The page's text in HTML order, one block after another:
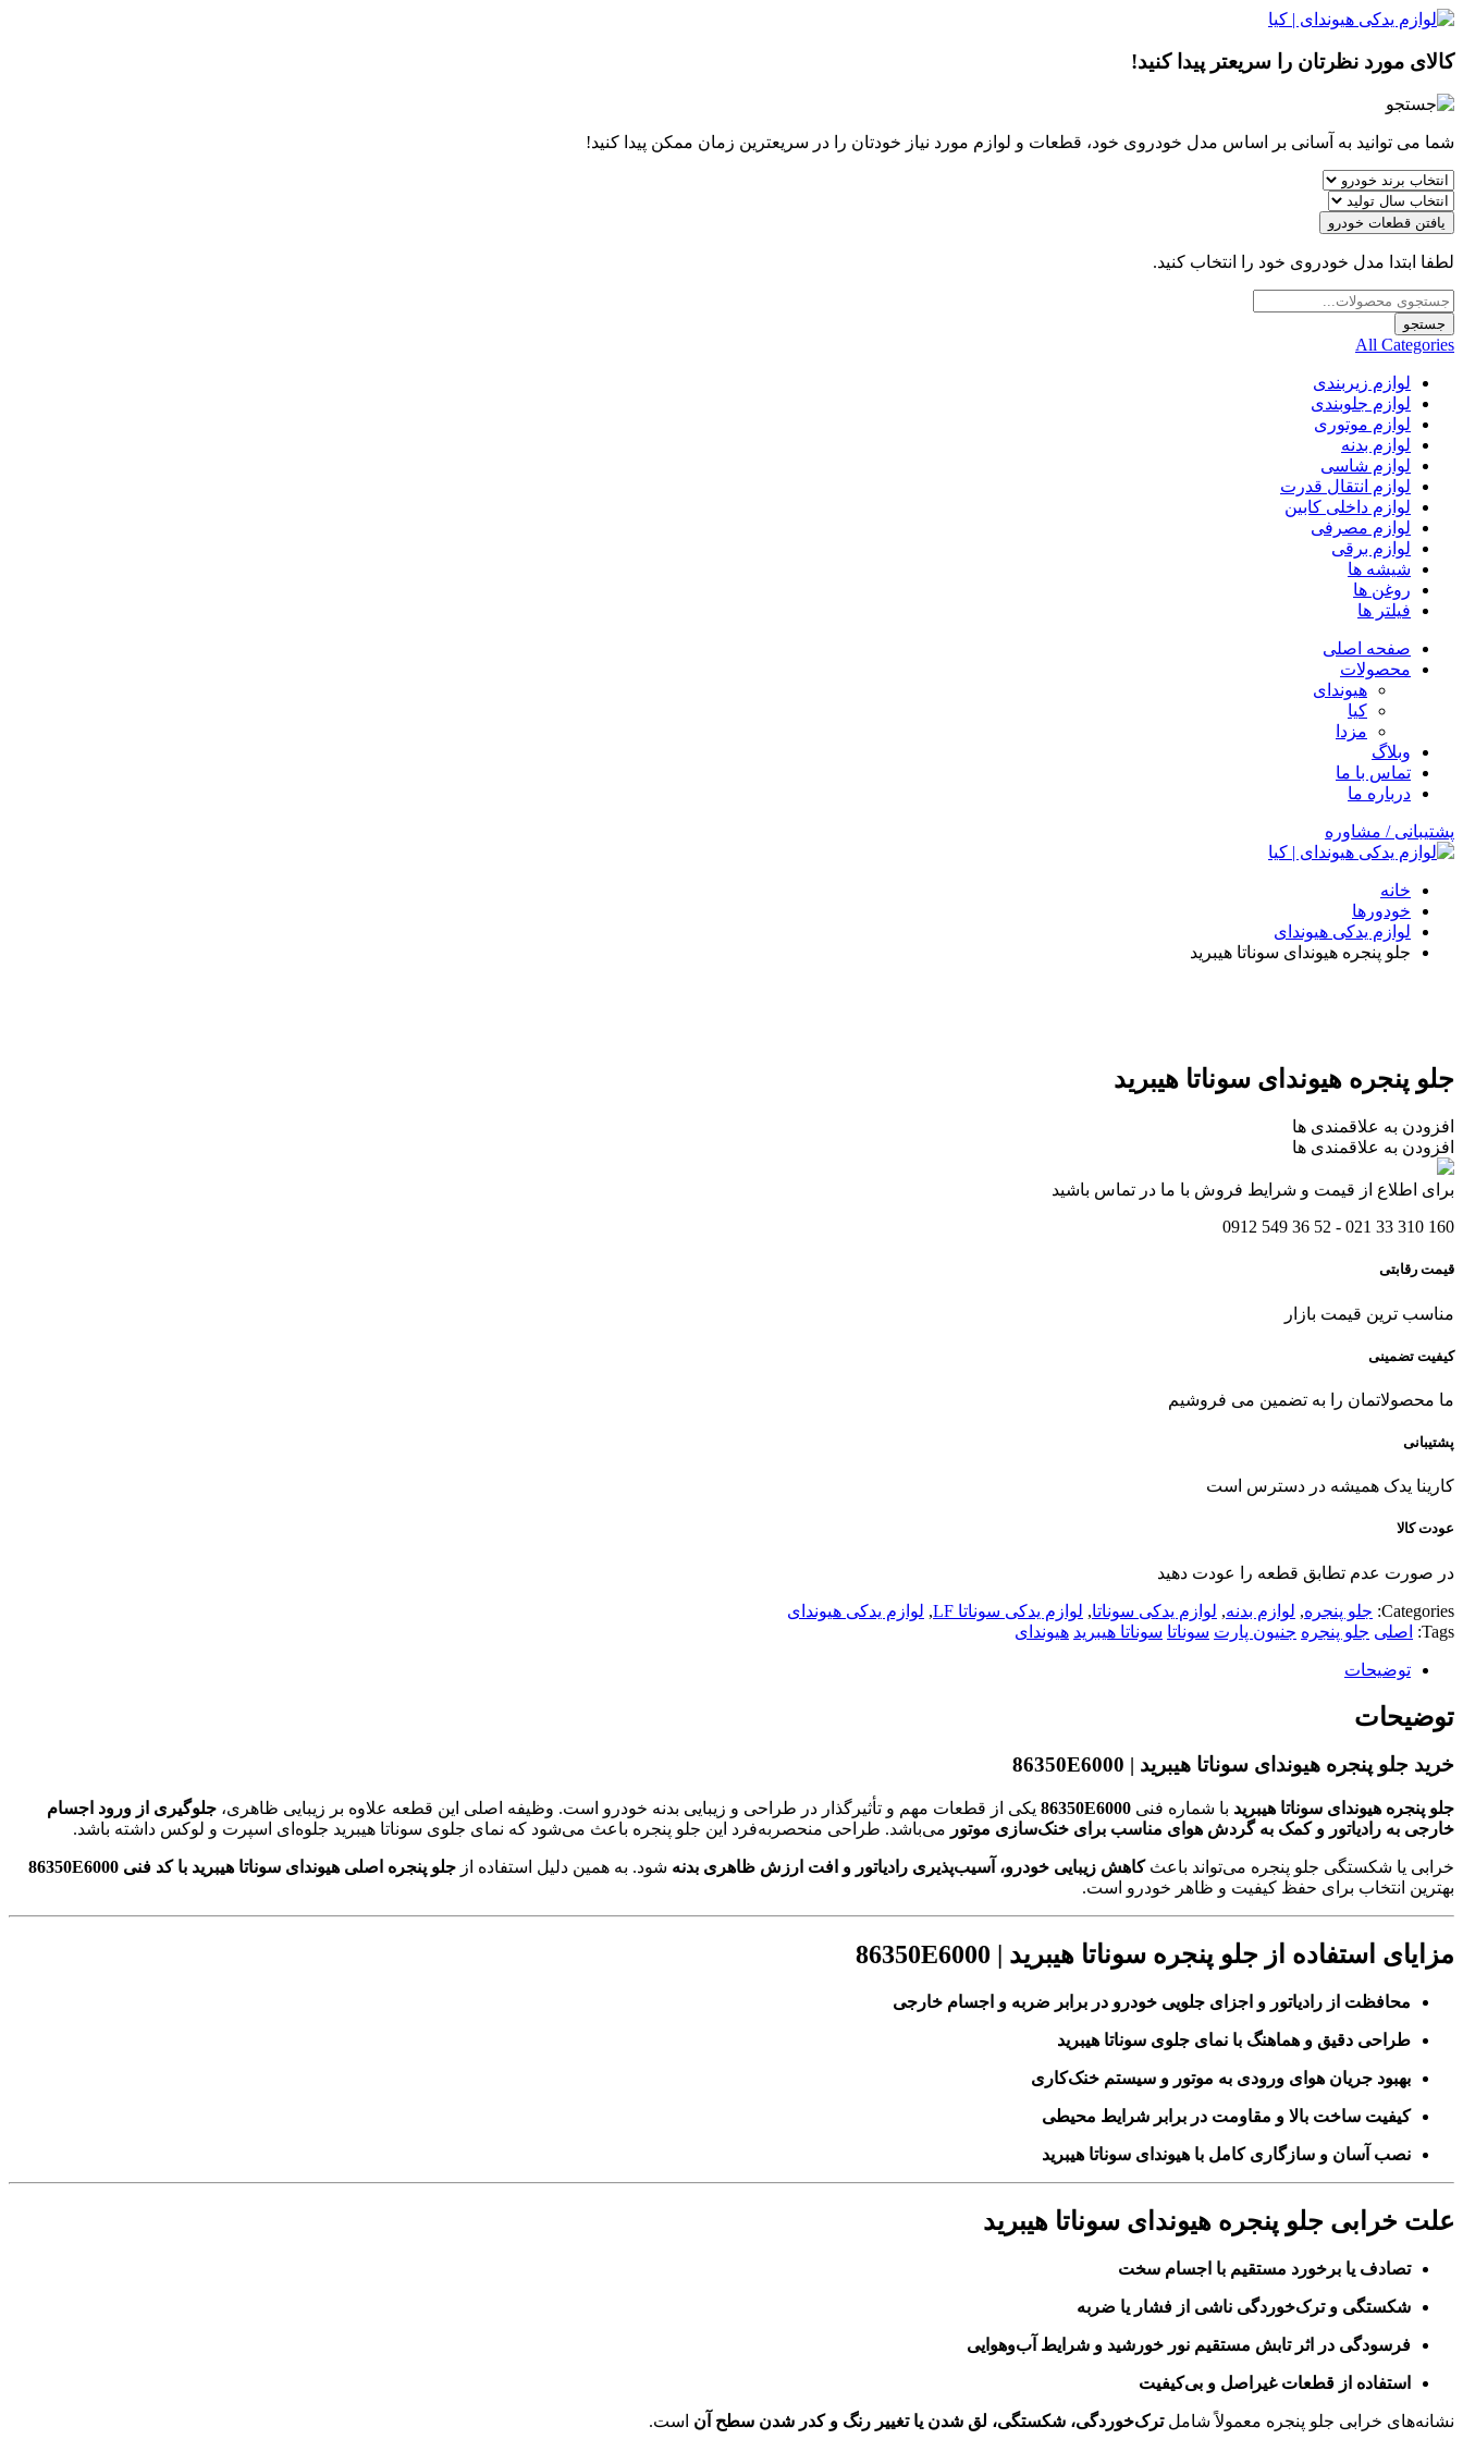
کالای مورد نظرتان را سریعتر پیدا کنید!
شما می توانید به آسانی بر اساس مدل خودروی خود، قطعات و لوازم مورد نیاز خودتان را در سریعترین زمان ممکن پیدا کنید!
یافتن قطعات خودرو
لطفا ابتدا مدل خودروی خود را انتخاب کنید.
Products
search
جستجو
All Categories
لوازم زیربندی
لوازم جلوبندی
لوازم موتوری
لوازم بدنه
لوازم شاسی
لوازم انتقال قدرت
لوازم داخلی کابین
لوازم مصرفی
لوازم برقی
شیشه ها
روغن ها
فیلتر ها
صفحه اصلی
محصولات
هیوندای
کیا
مزدا
وبلاگ
تماس با ما
درباره ما
پشتیبانی / مشاوره
خانه
خودورها
لوازم یدکی هیوندای
جلو پنجره هیوندای سوناتا هیبرید
جلو پنجره هیوندای سوناتا هیبرید
افزودن به علاقمندی ها
افزودن به علاقمندی ها
برای اطلاع از قیمت و شرایط فروش با ما در تماس باشید
160 310 33 021 - 52 36 549 0912
قیمت رقابتی
مناسب ترین قیمت بازار
کیفیت تضمینی
ما محصولاتمان را به تضمین می فروشیم
پشتیبانی
کارینا یدک همیشه در دسترس است
عودت کالا
در صورت عدم تطابق قطعه را عودت دهید
Categories: جلو پنجره, لوازم بدنه, لوازم یدکی سوناتا, لوازم یدکی سوناتا LF , لوازم یدکی هیوندای
Tags:
اصلی جلو پنجره جنیون پارت سوناتا سوناتا هیبرید هیوندای
توضیحات
توضیحات
خرید جلو پنجره هیوندای سوناتا هیبرید | 86350E6000
جلو پنجره هیوندای سوناتا هیبرید با شماره فنی 86350E6000 یکی از قطعات مهم و تأثیرگذار در طراحی و زیبایی بدنه خودرو است. وظیفه اصلی این قطعه علاوه بر زیبایی ظاهری، جلوگیری از ورود اجسام
خارجی به رادیاتور و کمک به گردش هوای مناسب برای خنک‌سازی موتور می‌باشد. طراحی منحصر‌به‌فرد این جلو پنجره باعث می‌شود که نمای جلوی سوناتا هیبرید جلوه‌ای اسپرت و لوکس داشته باشد.
خرابی یا شکستگی جلو پنجره می‌تواند باعثکاهش زیبایی خودرو، آسیب‌پذیری رادیاتور و افت ارزش ظاهری بدنه شود. به همین دلیل استفاده از جلو پنجره اصلی هیوندای سوناتا هیبرید با کد فنی 86350E6000
بهترین انتخاب برای حفظ کیفیت و ظاهر خودرو است.
مزایای استفاده از جلو پنجره سوناتا هیبرید | 86350E6000
محافظت از رادیاتور و اجزای جلویی خودرو در برابر ضربه و اجسام خارجی
طراحی دقیق و هماهنگ با نمای جلوی سوناتا هیبرید
بهبود جریان هوای ورودی به موتور و سیستم خنک‌کاری
کیفیت ساخت بالا و مقاومت در برابر شرایط محیطی
نصب آسان و سازگاری کامل با هیوندای سوناتا هیبرید
علت خرابی جلو پنجره هیوندای سوناتا هیبرید
تصادف یا برخورد مستقیم با اجسام سخت
شکستگی و ترک‌خوردگی ناشی از فشار یا ضربه
فرسودگی در اثر تابش مستقیم نور خورشید و شرایط آب‌وهوایی
استفاده از قطعات غیراصل و بی‌کیفیت
نشانه‌های خرابی جلو پنجره معمولاً شاملترک‌خوردگی، شکستگی، لق شدن یا تغییر رنگ و کدر شدن سطح آن است.